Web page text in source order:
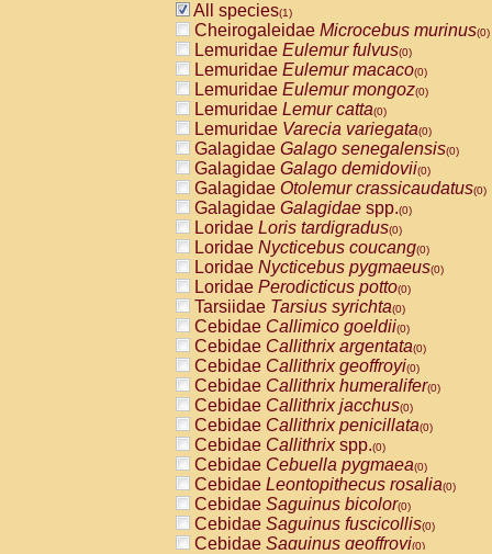
All species(1)
Cheirogaleidae Microcebus murinus(0)
Lemuridae Eulemur fulvus(0)
Lemuridae Eulemur macaco(0)
Lemuridae Eulemur mongoz(0)
Lemuridae Lemur catta(0)
Lemuridae Varecia variegata(0)
Galagidae Galago senegalensis(0)
Galagidae Galago demidovii(0)
Galagidae Otolemur crassicaudatus(0)
Galagidae Galagidae spp.(0)
Loridae Loris tardigradus(0)
Loridae Nycticebus coucang(0)
Loridae Nycticebus pygmaeus(0)
Loridae Perodicticus potto(0)
Tarsiidae Tarsius syrichta(0)
Cebidae Callimico goeldii(0)
Cebidae Callithrix argentata(0)
Cebidae Callithrix geoffroyi(0)
Cebidae Callithrix humeralifer(0)
Cebidae Callithrix jacchus(0)
Cebidae Callithrix penicillata(0)
Cebidae Callithrixspp.(0)
Cebidae Cebuella pygmaea(0)
Cebidae Leontopithecus rosalia(0)
Cebidae Saguinus bicolor(0)
Cebidae Saguinus fuscicollis(0)
Cebidae Saguinus geoffroyi(0)